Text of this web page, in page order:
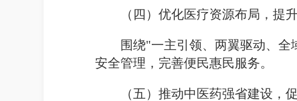
（四）优化医疗资源布局，提
围绕"一主引领、两翼驱动、
安全管理，完善便民惠民服务。
（五）推动中医药强省建设，